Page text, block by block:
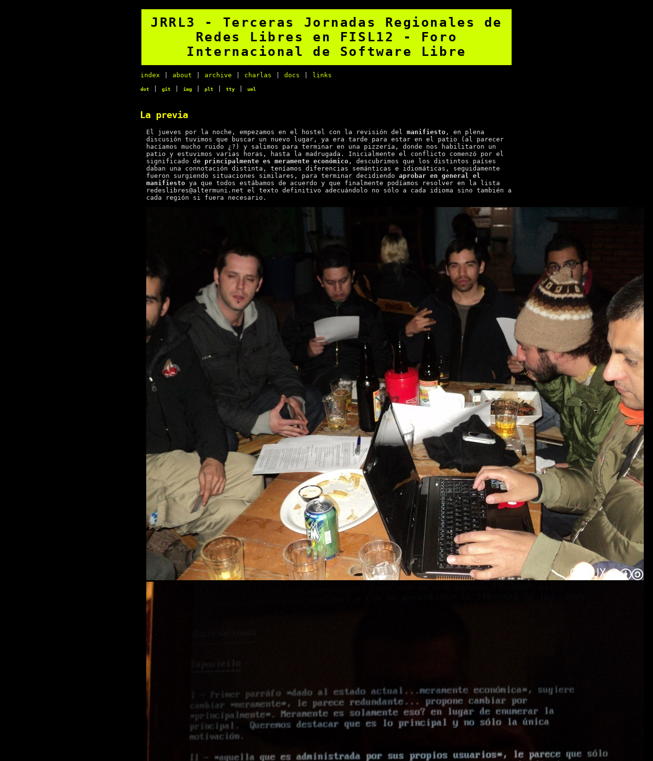
JRRL3 - Terceras Jornadas Regionales de
Redes Libres en FISL12 - Foro
Internacional de Software Libre
index about archive charlas docs links
dot git img plt tty uml
La previa
El jueves por la noche, empezamos en el hostel con la revisión del manifiesto, en plena
discusión tuvimos que buscar un nuevo lugar, ya era tarde para estar en el patio (al parecer
hacíamos mucho ruido ¿?) y salimos para terminar en una pizzería, donde nos habilitaron un
patio y estuvimos varias horas, hasta la madrugada. Inicialmente el conflicto comenzó por el
significado de principalmente es meramente económico, descubrimos que los distintos países
daban una connotación distinta, teníamos diferencias semánticas e idiomáticas, seguidamente
fueron surgiendo situaciones similares, para terminar decidiendo aprobar en general el
manifiestoya que todos estábamos de acuerdo y que finalmente podíamos resolver en la lista
redeslibres@altermuni.net el texto definitivo adecuándolo no sólo a cada idioma sino también a
cada región si fuera necesario.